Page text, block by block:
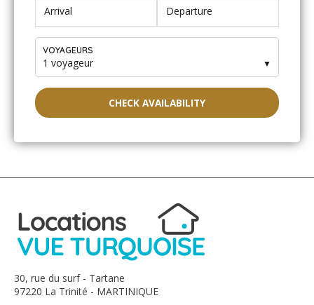
VOYAGEURS
1 voyageur ▼
CHECK AVAILABILITY
30, rue du surf - Tartane
97220 La Trinité - MARTINIQUE